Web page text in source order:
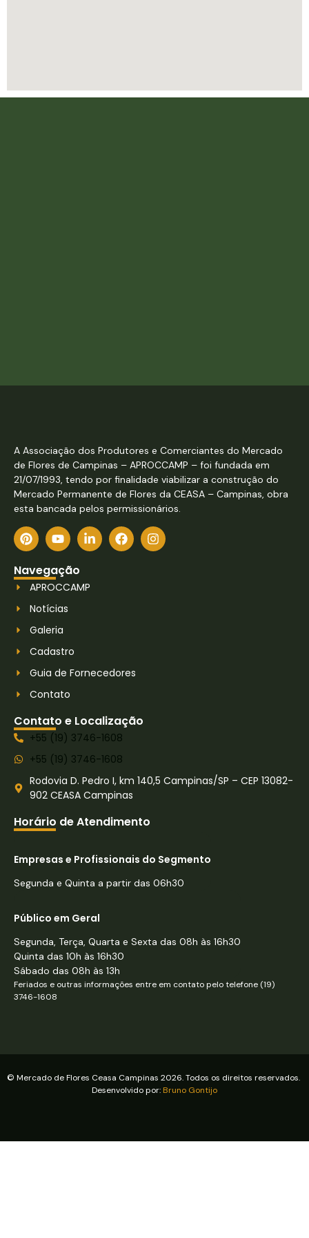
A Associação dos Produtores e Comerciantes do Mercado
de Flores de Campinas – APROCCAMP – foi fundada em
21/07/1993, tendo por finalidade viabilizar a construção do
Mercado Permanente de Flores da CEASA – Campinas, obra
esta bancada pelos permissionários.
Navegação
APROCCAMP
Notícias
Galeria
Cadastro
Guia de Fornecedores
Contato
Contato e Localização
+55 (19) 3746-1608
+55 (19) 3746-1608
Rodovia D. Pedro I, km 140,5 Campinas/SP – CEP 13082-
902 CEASA Campinas
Horário de Atendimento
Empresas e Profissionais do Segmento
Segunda e Quinta a partir das 06h30
Público em Geral
Segunda, Terça, Quarta e Sexta das 08h às 16h30
Quinta das 10h às 16h30
Sábado das 08h às 13h
Feriados e outras informações entre em contato pelo telefone (19)
3746-1608
© Mercado de Flores Ceasa Campinas 2026. Todos os direitos reservados.
Desenvolvido por: Bruno Gontijo